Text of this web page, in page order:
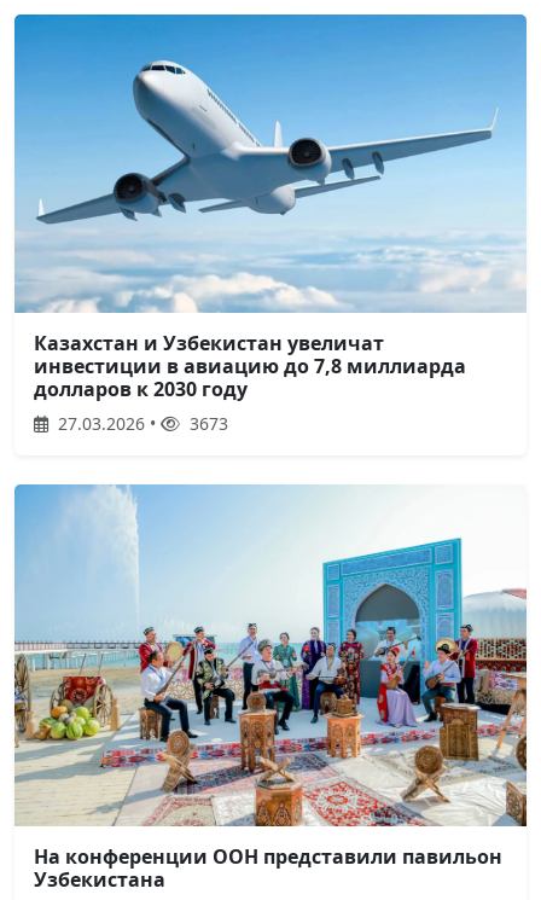
Казахстан и Узбекистан увеличат
инвестиции в авиацию до 7,8 миллиарда
долларов к 2030 году
27.03.2026 • 3673
На конференции ООН представили павильон
Узбекистана